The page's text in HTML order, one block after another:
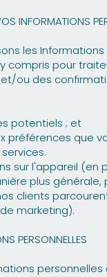
INFORMATIONS
les
compris pour
ou des
potentiels ; et
préférences que
sur l'appareil
plus
clients
marketing).
PERSONNELLES